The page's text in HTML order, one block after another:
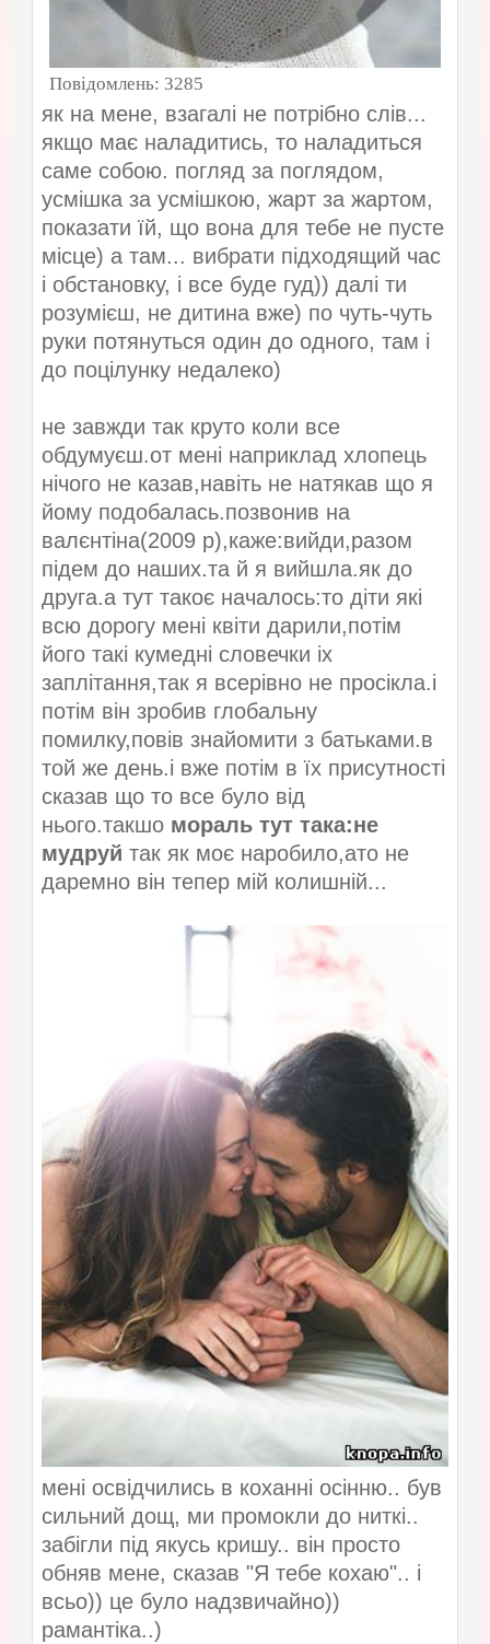
Повідомлень: 3285
як на мене, взагалі не потрібно слів...
якщо має наладитись, то наладиться
саме собою. погляд за поглядом,
усмішка за усмішкою, жарт за жартом,
показати їй, що вона для тебе не пусте
місце) а там... вибрати підходящий час
і обстановку, і все буде гуд)) далі ти
розумієш, не дитина вже) по чуть-чуть
руки потянуться один до одного, там і
до поцілунку недалеко)
не завжди так круто коли все
обдумуєш.от мені наприклад хлопець
нічого не казав,навіть не натякав що я
йому подобалась.позвонив на
валєнтіна(2009 р),каже:вийди,разом
підем до наших.та й я вийшла.як до
друга.а тут такоє началось:то діти які
всю дорогу мені квіти дарили,потім
його такі кумедні словечки іх
заплітання,так я всерівно не просікла.і
потім він зробив глобальну
помилку,повів знайомити з батьками.в
той же день.і вже потім в їх присутності
сказав що то все було від
нього.такшо мораль тут така:не
мудруй так як моє наробило,ато не
даремно він тепер мій колишній...
мені освідчились в коханні осінню.. був
сильний дощ, ми промокли до ниткі..
забігли під якусь кришу.. він просто
обняв мене, сказав "Я тебе кохаю".. і
всьо)) це було надзвичайно))
рамантіка..)